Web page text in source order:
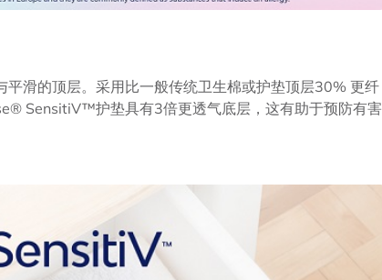
滑的顶层。采用比一般传统卫生棉或护垫顶层30% 更纤
SensitiV™护垫具有3倍更透气底层，这有助于预防有害